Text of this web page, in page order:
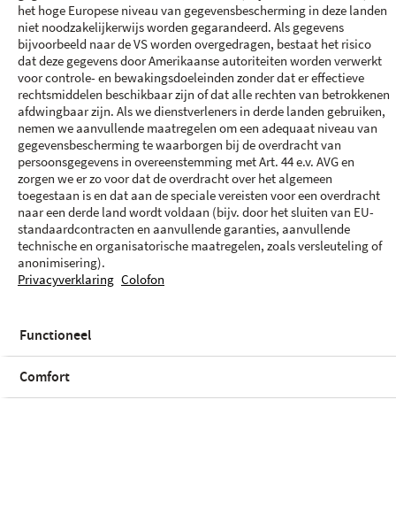
Filter
Abonnements mobiles
Proximus
22.5 GB
Illimité Panier
Illimité SMS
225 Mb/s
Télécharger
4 Mb/s
téléchargement
À24mois 40.-
Personnaliser
het hoge Europese niveau van gegevensbescherming in deze landen
niet noodzakelijkerwijs worden gegarandeerd. Als gegevens
bijvoorbeeld naar de VS worden overgedragen, bestaat het risico
dat deze gegevens door Amerikaanse autoriteiten worden verwerkt
voor controle- en bewakingsdoeleinden zonder dat er effectieve
rechtsmiddelen beschikbaar zijn of dat alle rechten van betrokkenen
afdwingbaar zijn. Als we dienstverleners in derde landen gebruiken,
nemen we aanvullende maatregelen om een adequaat niveau van
gegevensbescherming te waarborgen bij de overdracht van
persoonsgegevens in overeenstemming met Art. 44 e.v. AVG en
zorgen we er zo voor dat de overdracht over het algemeen
toegestaan is en dat aan de speciale vereisten voor een overdracht
naar een derde land wordt voldaan (bijv. door het sluiten van EU-
standaardcontracten en aanvullende garanties, aanvullende
technische en organisatorische maatregelen, zoals versleuteling of
anonimisering).
Privacyverklaring Colofon
Functioneel
Comfort